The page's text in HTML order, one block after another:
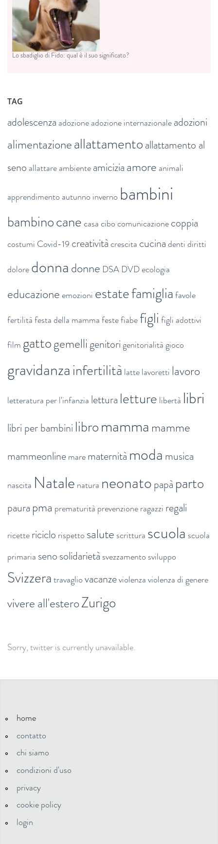
Lo sbadiglio di Fido: qual è il suo significato?
TAG
adolescenza adozioneadozione internazionaleadozioni
alimentazioneallattamentoallattamento al
seno allattareambienteamiciziaamore animali
apprendimento autunno inverno bambini
bambinocanecasacibocomunicazionecoppia
costumi Covid-19 creativitàcrescita cucinadentidiritti
doloredonnadonne DSA DVDecologia
educazioneemozioni estatefamigliafavole
fertilitàfesta della mammafestefiabefigli figli adottivi
film gattogemelligenitorigenitorialitàgioco
gravidanzainfertilità lattelavoretti lavoro
letteratura per l'infanzia lettura letture libertà libri
libri per bambini libromamma mamme
mammeonlinemarematernità moda musica
nascita Natale natura neonatopapà parto
paura pma prematurità prevenzioneragazzi regali
ricettericiclo rispetto salute scrittura scuola scuola
primaria senosolidarietà svezzamento sviluppo
Svizzeratravagliovacanzeviolenzaviolenza di genere
vivere all'esteroZurigo
Sorry, twitter is currently unavailable.
home
contatto
chi siamo
condizioni d'uso
privacy
cookie policy
login